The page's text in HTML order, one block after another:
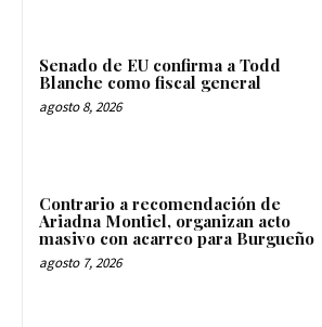
Senado de EU confirma a Todd
Blanche como fiscal general
agosto 8, 2026
Contrario a recomendación de
Ariadna Montiel, organizan acto
masivo con acarreo para Burgueño
agosto 7, 2026